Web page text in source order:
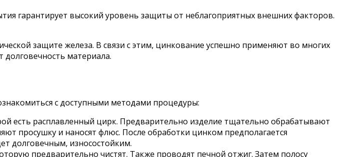
гарантирует высокий уровень защиты от неблагоприятных внешних факторов.
защите железа. В связи с этим, цинкование успешно применяют во многих
долговечность материала.
с доступными методами процедуры:
есть расплавленный цирк. Предварительно изделие тщательно обрабатывают
просушку и наносят флюс. После обработки цинком предполагается
долговечным, износостойким.
предварительно чистят. Также проводят печной отжиг. Затем полосу